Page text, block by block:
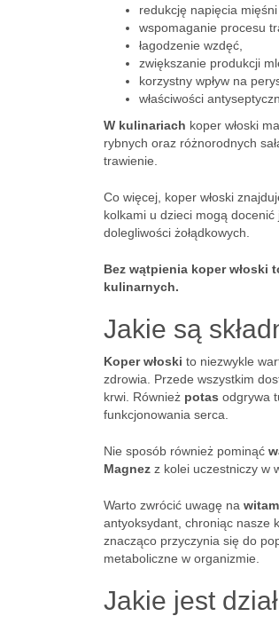
redukcję napięcia
wspomaganie procesu
łagodzenie wzdęć,
zwiększanie produkcji
korzystny wpływ na
właściwości
W kulinariach koper włoski
rybnych oraz różnorodnych
trawienie.
Co więcej, koper włoski
kolkami u dzieci mogą docenić
dolegliwości żołądkowych.
Bez wątpienia koper
kulinarnych.
Jakie są
Koper włoski to niezwykle
zdrowia. Przede wszystkim
krwi. Również potas odgrywa
funkcjonowania serca.
Nie sposób również pominąć
Magnez z kolei uczestniczy w
Warto zwrócić uwagę na
antyoksydant, chroniąc nasze
znacząco przyczynia się do
metaboliczne w organizmie.
Jakie jest